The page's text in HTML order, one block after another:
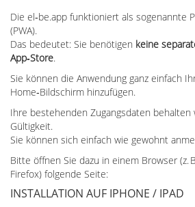
Die el‑be.app funktioniert als sogenannte
(PWA).
Das bedeutet: Sie benötigen keine
App‑Store.
Sie können die Anwendung ganz einfach
Home‑Bildschirm hinzufügen.
Ihre bestehenden Zugangsdaten behalten
Gültigkeit.
Sie können sich einfach wie gewohnt
Bitte öffnen Sie dazu in einem Browser (z.
Firefox) folgende Seite:
INSTALLATION AUF IPHONE / IPAD